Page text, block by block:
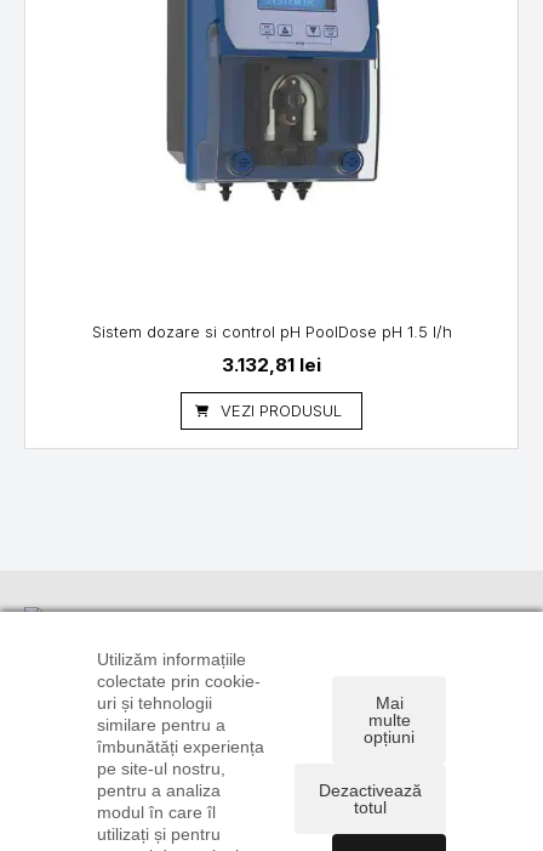
Sistem dozare si control pH PoolDose pH 1.5 l/h
3.132,81 lei
VEZI PRODUSUL
0720 106
0722 585
comenzi@instalatiionline.ro
Informații
TRANSPORT
ȘI PLATĂ
POLITICA DE
CONFIDENȚIALITATE
ȘI COOKIE
TERMENI ȘI
CONDIȚII
Suport
DE RETUR
Linkuri utile
COMENZI
PAROLĂ
Utilizăm informațiile
colectate prin cookie-
uri și tehnologii
similare pentru a
îmbunătăți experiența
pe site-ul nostru,
pentru a analiza
modul în care îl
utilizați și pentru
Mai
multe
opțiuni
Dezactivează
totul